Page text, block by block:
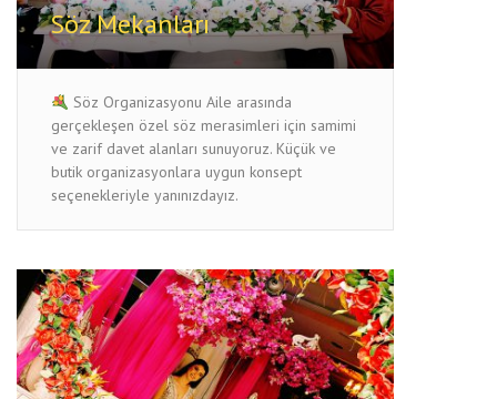
Söz Mekanları
Söz Organizasyonu Aile arasında
gerçekleşen özel söz merasimleri için samimi
ve zarif davet alanları sunuyoruz. Küçük ve
butik organizasyonlara uygun konsept
seçenekleriyle yanınızdayız.